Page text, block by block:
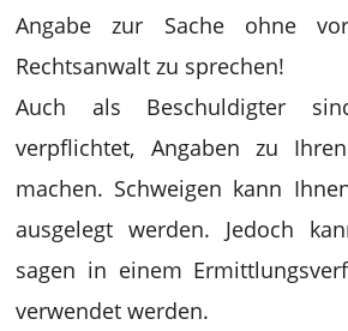
Angabe zur Sache ohne
Rechtsanwalt zu sprechen!
Auch als Beschuldigter
verpflichtet, Angaben zu
machen. Schweigen kann
ausgelegt werden. Jedoch
sagen in einem
verwendet werden.